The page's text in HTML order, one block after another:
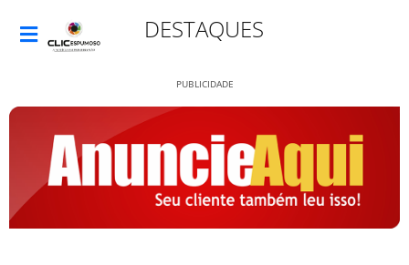
DESTAQUES
PUBLICIDADE